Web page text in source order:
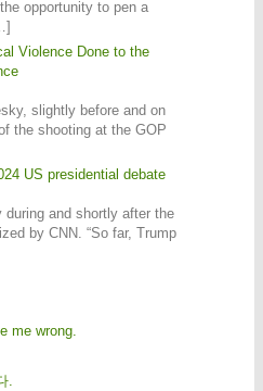
opportunity to pen a
Violence Done to the
slightly before and on
the shooting at the GOP
US presidential debate
and shortly after the
by CNN. “So far, Trump
me wrong.
.